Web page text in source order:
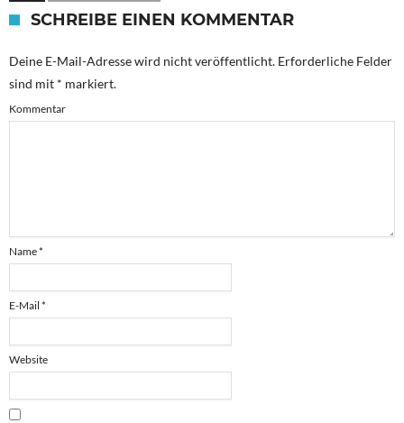
SCHREIBE EINEN KOMMENTAR
Deine E-Mail-Adresse wird nicht veröffentlicht. Erforderliche Felder
sind mit * markiert.
Kommentar
Name*
E-Mail *
Website